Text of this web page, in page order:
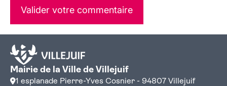
Valider votre commentaire
Mairie de la Ville de Villejuif
1 esplanade Pierre-Yves Cosnier - 94807 Villejuif